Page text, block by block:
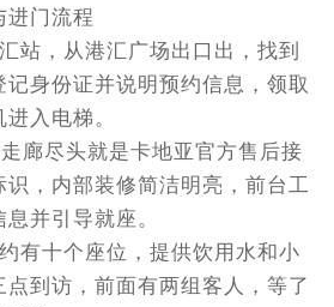
进门流程
站，从港汇广场出口出，找到
身份证并说明预约信息，领取
入电梯。
廊尽头就是卡地亚官方售后接
，内部装修简洁明亮，前台工
并引导就座。
有十个座位，提供饮用水和小
到访，前面有两组客人，等了